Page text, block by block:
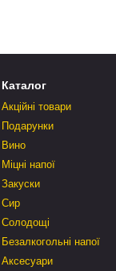
Каталог
Акційні товари
Подарунки
Вино
Міцні напої
Закуски
Сир
Солодощі
Безалкогольні напої
Аксесуари